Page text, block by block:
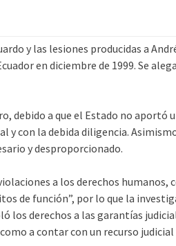
y las lesiones producidas a
en diciembre de 1999. Se
debido a que el Estado no
con la debida diligencia.
y desproporcionado.
a los derechos
de función”, por lo que la
los derechos a las garantías
a contar con un recurso judicial